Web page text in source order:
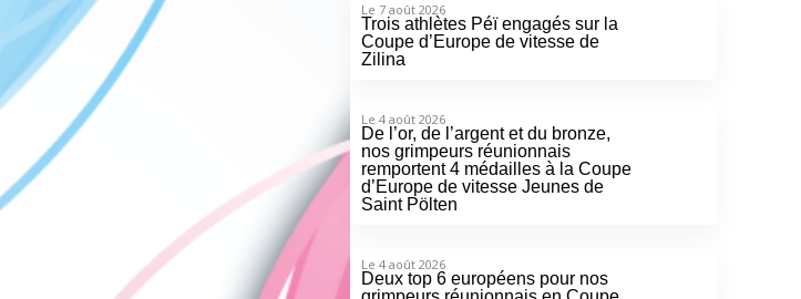
Le 7 août 2026
Trois athlètes Péï engagés sur la
Coupe d’Europe de vitesse de
Zilina
Le 4 août 2026
De l’or, de l’argent et du bronze,
nos grimpeurs réunionnais
remportent 4 médailles à la Coupe
d’Europe de vitesse Jeunes de
Saint Pölten
Le 4 août 2026
Deux top 6 européens pour nos